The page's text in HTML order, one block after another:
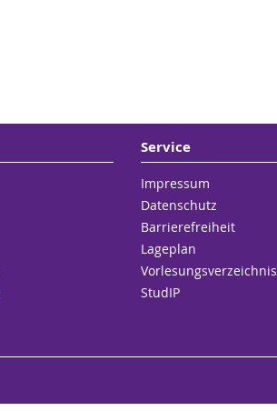
Service
Impressum
Datenschutz
Barrierefreiheit
Lageplan
Vorlesungsverzeichnis
StudIP